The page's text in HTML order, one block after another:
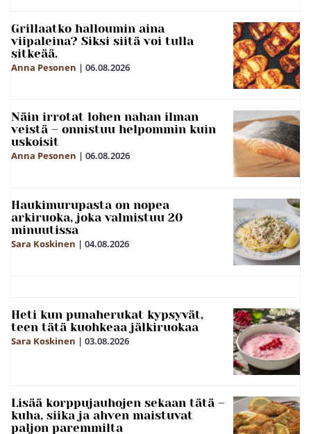
Grillaatko halloumin aina
viipaleina? Siksi siitä voi tulla
sitkeää.
Anna Pesonen | 06.08.2026
Näin irrotat lohen nahan ilman
veistä – onnistuu helpommin kuin
uskoisit
Anna Pesonen | 06.08.2026
Haukimurupasta on nopea
arkiruoka, joka valmistuu 20
minuutissa
Sara Koskinen | 04.08.2026
Heti kun punaherukat kypsyvät,
teen tätä kuohkeaa jälkiruokaa
Sara Koskinen | 03.08.2026
Lisää korppujauhojen sekaan tätä –
kuha, siika ja ahven maistuvat
paljon paremmilta